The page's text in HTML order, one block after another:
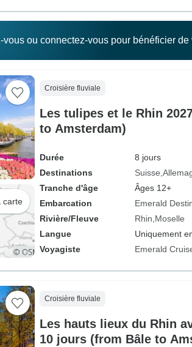
vous ou connectez-vous pour bénéficier
carte
Croisière fluviale
Les tulipes et le Rhin
to Amsterdam)
Durée
8 jours
Destinations
Suisse
Tranche d'âge
Âges 12+
Embarcation
Emerald
Rivière/Fleuve
Rhin Moselle
Langue
Uniquement
Voyagiste
Emerald
Croisière fluviale
Les hauts lieux du Rhin
10 jours (from Bâle to